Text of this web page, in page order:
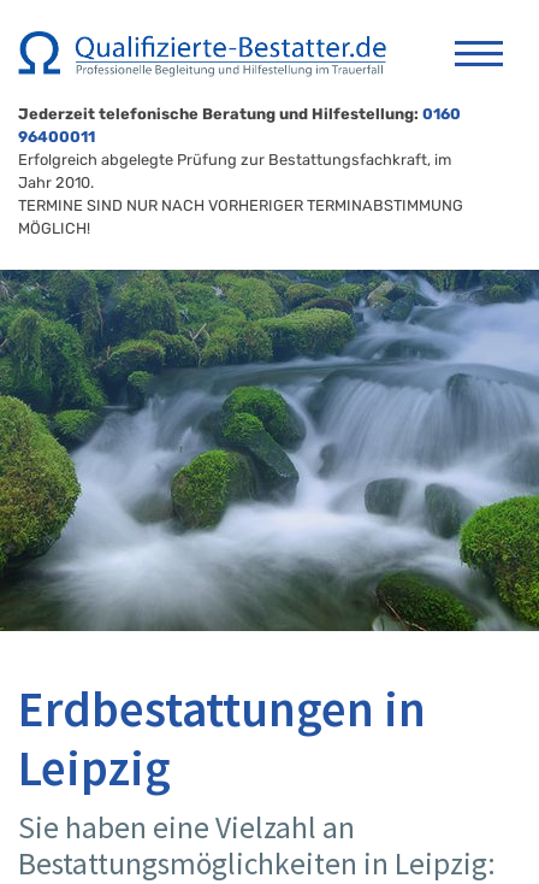
Jederzeit telefonische Beratung und Hilfestellung: 0160
96400011
Erfolgreich abgelegte Prüfung zur Bestattungsfachkraft, im
Jahr 2010.
TERMINE SIND NUR NACH VORHERIGER TERMINABSTIMMUNG
MÖGLICH!
Erdbestattungen in
Leipzig
Sie haben eine Vielzahl an
Bestattungsmöglichkeiten in Leipzig: